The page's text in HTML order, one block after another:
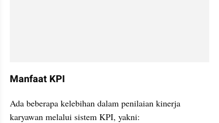
Manfaat KPI
Ada beberapa kelebihan dalam penilaian kinerja
karyawan melalui sistem KPI, yakni: